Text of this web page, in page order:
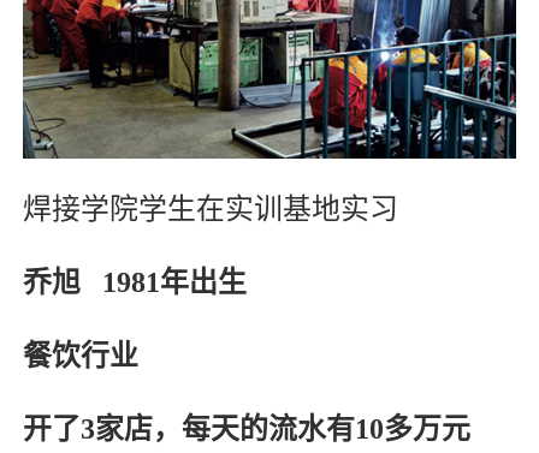
焊接学院学生在实训基地实习
乔旭 1981年出生
餐饮行业
开了3家店，每天的流水有10多万元